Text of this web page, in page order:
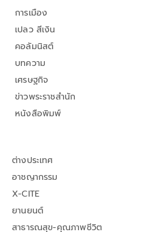
การเมือง
เปลว สีเงิน
คอลัมนิสต์
บทความ
เศรษฐกิจ
ข่าวพระราชสำนัก
หนังสือพิมพ์
ต่างประเทศ
อาชญากรรม
X-CITE
ยานยนต์
สาธารณสุข-คุณภาพชีวิต